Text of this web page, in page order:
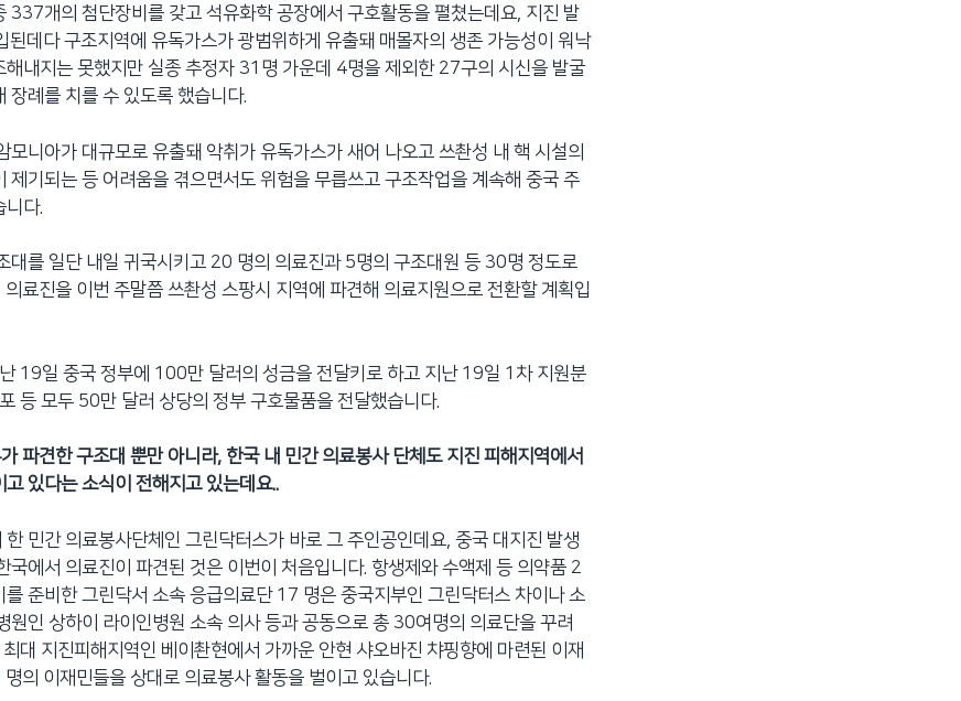
337개의 첨단장비를 갖고 석유화학 공장에서 구호활동을 펼쳤는데요, 지진 발
된데다 구조지역에 유독가스가 광범위하게 유출돼 매몰자의 생존 가능성이 워낙
해내지는 못했지만 실종 추정자 31명 가운데 4명을 제외한 27구의 시신을 발굴
장례를 치를 수 있도록 했습니다.
모니아가 대규모로 유출돼 악취가 유독가스가 새어 나오고 쓰촨성 내 핵 시설의
제기되는 등 어려움을 겪으면서도 위험을 무릅쓰고 구조작업을 계속해 중국 주
니다.
대를 일단 내일 귀국시키고 20 명의 의료진과 5명의 구조대원 등 30명 정도로
료진을 이번 주말쯤 쓰촨성 스팡시 지역에 파견해 의료지원으로 전환할 계획입
19일 중국 정부에 100만 달러의 성금을 전달키로 하고 지난 19일 1차 지원분
등 모두 50만 달러 상당의 정부 구호물품을 전달했습니다.
파견한 구조대 뿐만 아니라, 한국 내 민간 의료봉사 단체도 지진 피해지역에서
있다는 소식이 전해지고 있는데요..
민간 의료봉사단체인 그린닥터스가 바로 그 주인공인데요, 중국 대지진 발생
국에서 의료진이 파견된 것은 이번이 처음입니다. 항생제와 수액제 등 의약품 2
를 준비한 그린닥서 소속 응급의료단 17 명은 중국지부인 그린닥터스 차이나 소
원인 상하이 라이인병원 소속 의사 등과 공동으로 총 30여명의 의료단을 꾸려
대 지진피해지역인 베이촨현에서 가까운 안현 샤오바진 챠핑향에 마련된 이재
의 이재민들을 상대로 의료봉사 활동을 벌이고 있습니다.